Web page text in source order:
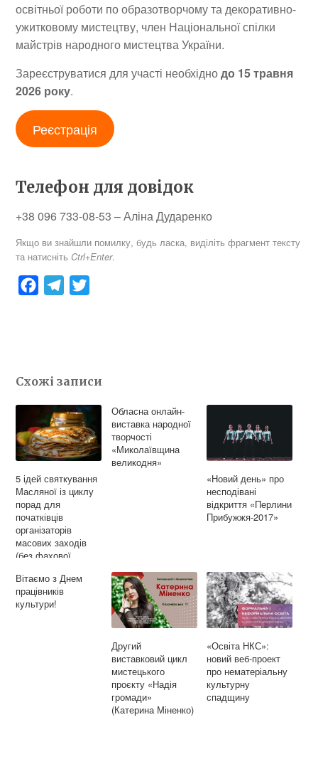
освітньої роботи по образотворчому та декоративно-
ужитковому мистецтву, член Національної спілки
майстрів народного мистецтва України.
Зареєструватися для участі необхіднодо 15 травня
2026 року.
Реєстрація
Телефон для довідок
+38 096 733-08-53 – Аліна Дударенко
Якщо ви знайшли помилку, будь ласка, виділіть фрагмент тексту
та натисніть Ctrl+Enter.
o
o
k
r
a
m
e
r
Схожі записи
5 ідей святкування
Масляної із циклу
порад для
початківців
організаторів
масових заходів
(без фахової
Обласна онлайн-
виставка народної
творчості
«Миколаївщина
великодня»
«Новий день» про
несподівані
відкриття «Перлини
Прибужжя-2017»
Вітаємо з Днем
працівників
культури!
Другий
виставковий цикл
мистецького
проєкту «Надія
громади»
(Катерина Міненко)
«Освіта НКС»:
новий веб-проект
про нематеріальну
культурну
спадщину